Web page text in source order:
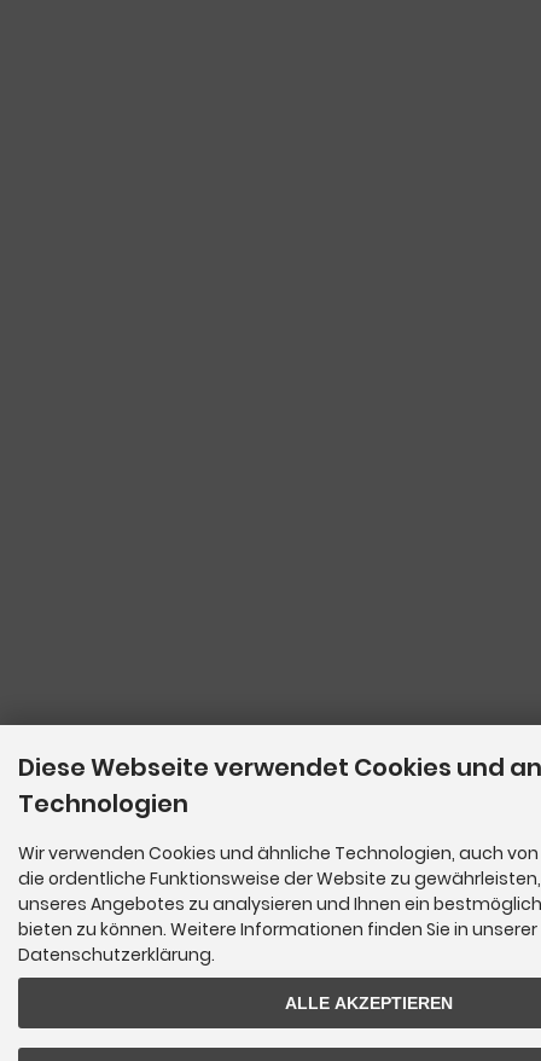
Diese Webseite verwendet Cookies und
Technologien
Wir verwenden Cookies und ähnliche Technologien, auch
die ordentliche Funktionsweise der Website zu
unseres Angebotes zu analysieren und Ihnen ein
bieten zu können. Weitere Informationen finden Sie in unserer
Datenschutzerklärung.
ALLE AKZEPTIEREN